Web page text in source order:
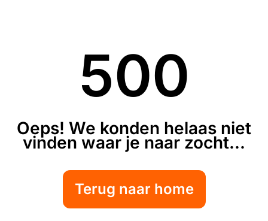
500
Oeps! We konden helaas niet
vinden waar je naar zocht...
Terug naar home